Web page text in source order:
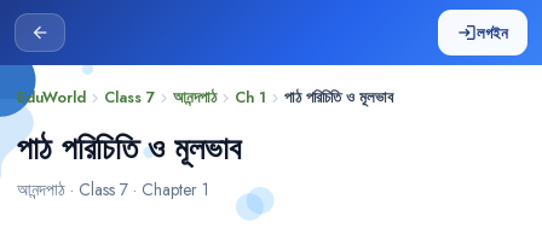
arrow_back loginলগইন
EduWorld chevron_right Class 7 chevron_right আনন্দপাঠchevron_right Ch 1 chevron_right পাঠ পরিচিতি ও মূলভাব
পাঠ পরিচিতি ও মূলভাব
আনন্দপাঠ · Class 7 · Chapter 1